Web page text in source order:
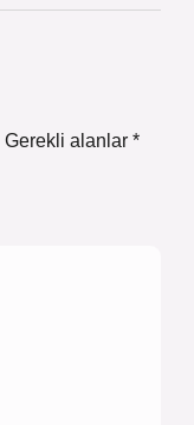
Gerekli alanlar *